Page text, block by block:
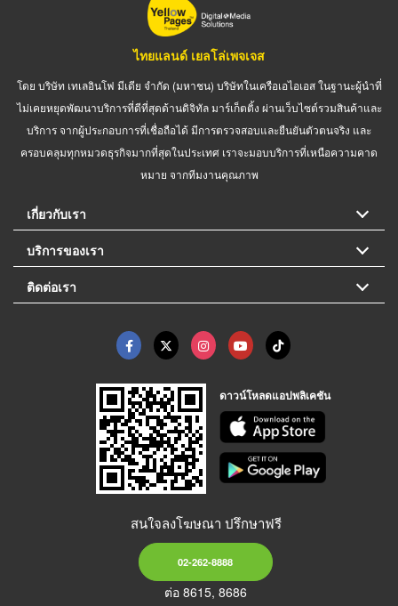
ไทยแลนด์ เยลโล่เพจเจส
โดย บริษัท เทเลอินโฟ มีเดีย จำกัด (มหาชน) บริษัทในเครือเอไอเอส ในฐานะผู้นำที่
ไม่เคยหยุดพัฒนาบริการที่ดีที่สุดด้านดิจิทัล มาร์เก็ตติ้ง ผ่านเว็บไซต์รวมสินค้าและ
บริการ จากผู้ประกอบการที่เชื่อถือได้ มีการตรวจสอบและยืนยันตัวตนจริง และ
ครอบคลุมทุกหมวดธุรกิจมากที่สุดในประเทศ เราจะมอบบริการที่เหนือความคาด
หมาย จากทีมงานคุณภาพ
เกี่ยวกับเรา
บริการของเรา
ติดต่อเรา
ดาวน์โหลดแอปพลิเคชัน
สนใจลงโฆษณา ปรึกษาฟรี
02-262-8888
ต่อ 8615, 8686